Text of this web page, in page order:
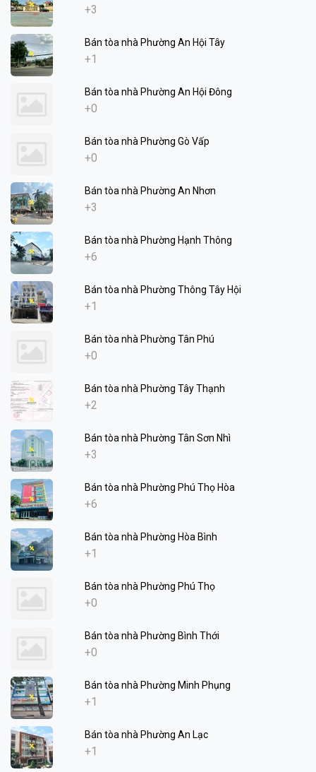
+3
Bán tòa nhà Phường An Hội Tây
+1
Bán tòa nhà Phường An Hội Đông
+0
Bán tòa nhà Phường Gò Vấp
+0
Bán tòa nhà Phường An Nhơn
+3
Bán tòa nhà Phường Hạnh Thông
+6
Bán tòa nhà Phường Thông Tây Hội
+1
Bán tòa nhà Phường Tân Phú
+0
Bán tòa nhà Phường Tây Thạnh
+2
Bán tòa nhà Phường Tân Sơn Nhì
+3
Bán tòa nhà Phường Phú Thọ Hòa
+6
Bán tòa nhà Phường Hòa Bình
+1
Bán tòa nhà Phường Phú Thọ
+0
Bán tòa nhà Phường Bình Thới
+0
Bán tòa nhà Phường Minh Phụng
+1
Bán tòa nhà Phường An Lạc
+1